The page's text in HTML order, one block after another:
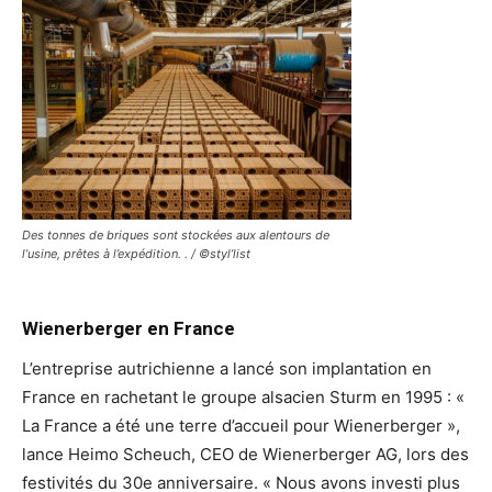
Des tonnes de briques sont stockées aux alentours de
l’usine, prêtes à l’expédition. . / ©styl’list
Wienerberger en France
L’entreprise autrichienne a lancé son implantation en
France en rachetant le groupe alsacien Sturm en 1995 : «
La France a été une terre d’accueil pour Wienerberger »,
lance Heimo Scheuch, CEO de Wienerberger AG, lors des
festivités du 30e anniversaire. « Nous avons investi plus